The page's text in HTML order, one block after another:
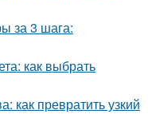
за 3 шага:
как выбрать
как превратить узкий